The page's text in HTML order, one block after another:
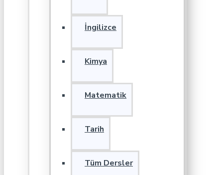
İngilizce
Kimya
Matematik
Tarih
Tüm Dersler